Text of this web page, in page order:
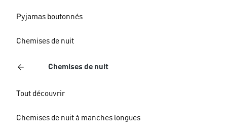
Pyjamas boutonnés
Chemises de nuit
Chemises de nuit
Tout découvrir
Chemises de nuit à manches longues